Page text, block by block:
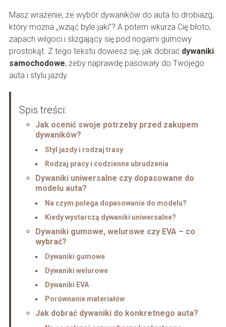
Masz wrażenie, że wybór dywaników do auta to drobiazg,
który można „wziąć byle jaki”? A potem wkurza Cię błoto,
zapach wilgoci i ślizgający się pod nogami gumowy
prostokąt. Z tego tekstu dowiesz się, jak dobrać dywaniki
samochodowe, żeby naprawdę pasowały do Twojego
auta i stylu jazdy.
Spis treści:
Jak ocenić swoje potrzeby przed zakupem
dywaników?
Styl jazdy i rodzaj trasy
Rodzaj pracy i codzienne ubrudzenia
Dywaniki uniwersalne czy dopasowane do
modelu auta?
Na czym polega dopasowanie do modelu?
Kiedy wystarczą dywaniki uniwersalne?
Dywaniki gumowe, welurowe czy EVA – co
wybrać?
Dywaniki gumowe
Dywaniki welurowe
Dywaniki EVA
Porównanie materiałów
Jak dobrać dywaniki do konkretnego auta?